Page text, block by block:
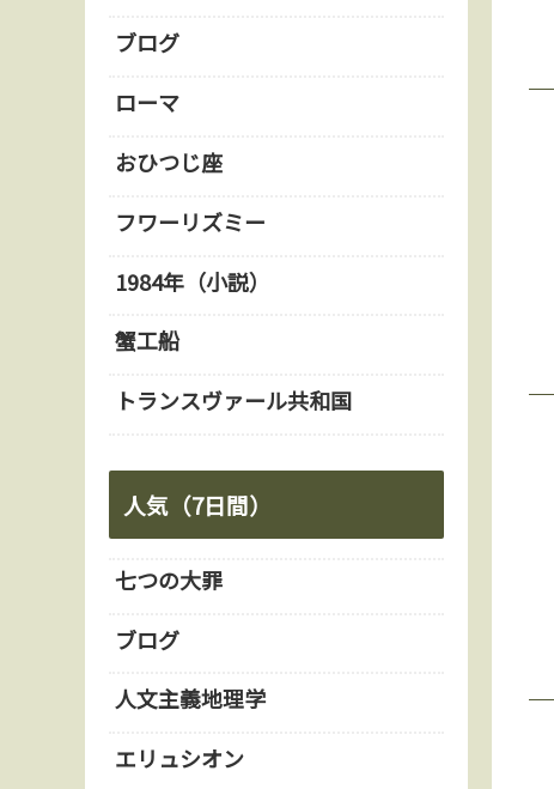
ブログ
ローマ
おひつじ座
フワーリズミー
1984年（小説）
蟹工船
トランスヴァール共和国
人気（7日間）
七つの大罪
ブログ
人文主義地理学
エリュシオン